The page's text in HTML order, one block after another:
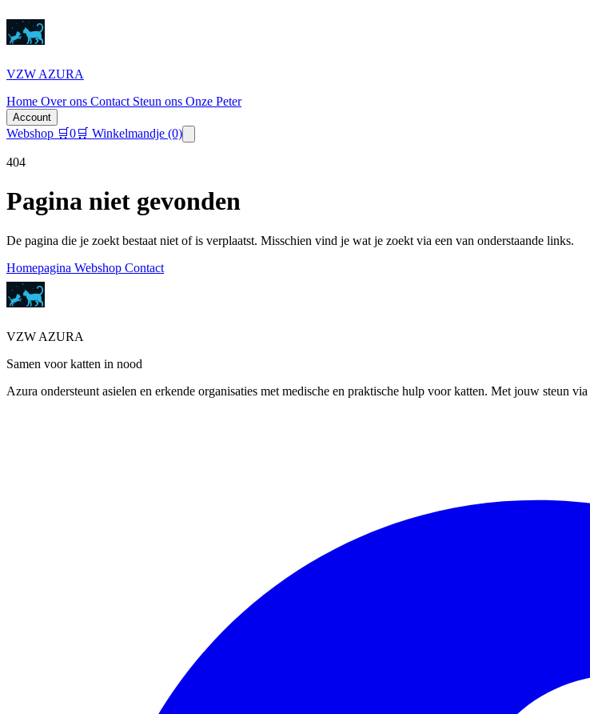
VZW AZURA
Home Over ons Contact Steun ons Onze Peter
Account
Webshop 🛒0🛒 Winkelmandje (0)
404
Pagina niet gevonden
De pagina die je zoekt bestaat niet of is verplaatst. Misschien vind je wat je zoekt via een van onderstaande links.
Homepagina Webshop Contact
VZW AZURA
Samen voor katten in nood
Azura ondersteunt asielen en erkende organisaties met medische en praktische hulp voor katten. Met jouw steun